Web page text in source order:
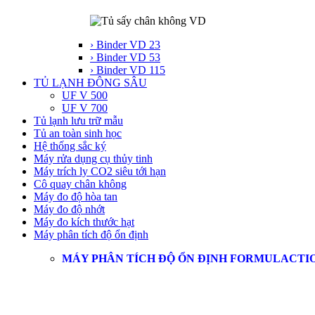
› Binder VD 23
› Binder VD 53
› Binder VD 115
TỦ LẠNH ĐÔNG SÂU
UF V 500
UF V 700
Tủ lạnh lưu trữ mẫu
Tủ an toàn sinh học
Hệ thống sắc ký
Máy rửa dụng cụ thủy tinh
Máy trích ly CO2 siêu tới hạn
Cô quay chân không
Máy đo độ hòa tan
Máy đo độ nhớt
Máy đo kích thước hạt
Máy phân tích độ ổn định
MÁY PHÂN TÍCH ĐỘ ỔN ĐỊNH